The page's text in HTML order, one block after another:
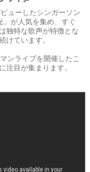
ューしたシンガーソン
」が人気を集め、すぐ
独特な歌声が特徴とな
けています。
ンライブを開催したこ
注目が集まります。